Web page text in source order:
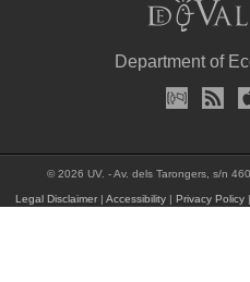
Department of
© 2026 UV. - Av. dels Tarongers, s/n
Legal Disclaimer |Accessibility |Privacy Policy